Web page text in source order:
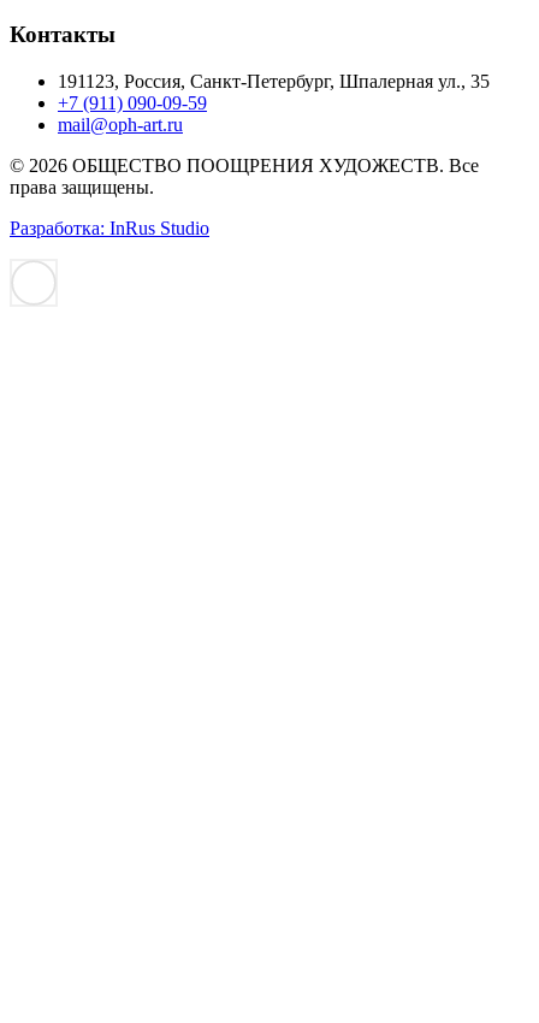
Контакты
191123, Россия, Санкт-Петербург, Шпалерная ул., 35
+7 (911) 090-09-59
mail@oph-art.ru
© 2026 ОБЩЕСТВО ПООЩРЕНИЯ ХУДОЖЕСТВ. Все
права защищены.
Разработка: InRus Studio